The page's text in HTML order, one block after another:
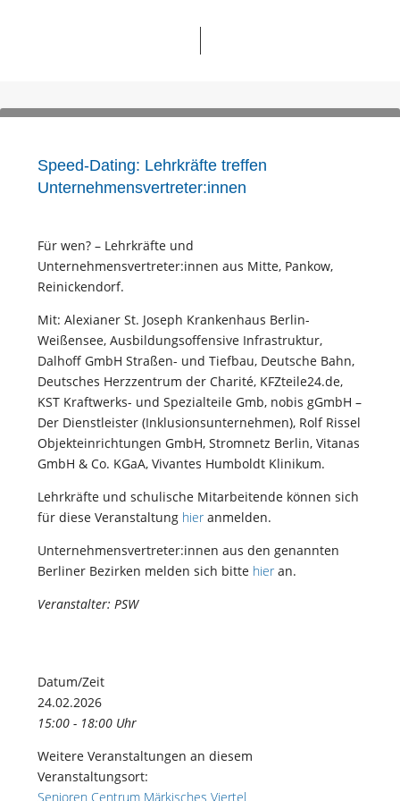
Speed-Dating: Lehrkräfte treffen
Unternehmensvertreter:innen
Für wen? – Lehrkräfte und
Unternehmensvertreter:innen aus Mitte, Pankow,
Reinickendorf.
Mit: Alexianer St. Joseph Krankenhaus Berlin-
Weißensee, Ausbildungsoffensive Infrastruktur,
Dalhoff GmbH Straßen- und Tiefbau, Deutsche Bahn,
Deutsches Herzzentrum der Charité, KFZteile24.de,
KST Kraftwerks- und Spezialteile Gmb, nobis gGmbH –
Der Dienstleister (Inklusionsunternehmen), Rolf Rissel
Objekteinrichtungen GmbH, Stromnetz Berlin, Vitanas
GmbH & Co. KGaA, Vivantes Humboldt Klinikum.
Lehrkräfte und schulische Mitarbeitende können sich
für diese Veranstaltung hier anmelden.
Unternehmensvertreter:innen aus den genannten
Berliner Bezirken melden sich bitte hier an.
Veranstalter: PSW
Datum/Zeit
24.02.2026
15:00 - 18:00 Uhr
Weitere Veranstaltungen an diesem
Veranstaltungsort:
Senioren Centrum Märkisches Viertel